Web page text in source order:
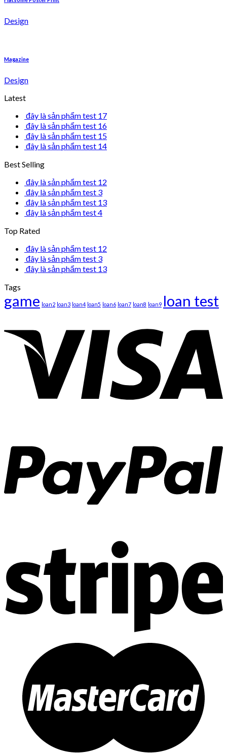
Design
Magazine
Design
Latest
đây là sản phẩm test 17
đây là sản phẩm test 16
đây là sản phẩm test 15
đây là sản phẩm test 14
Best Selling
đây là sản phẩm test 12
đây là sản phẩm test 3
đây là sản phẩm test 13
đây là sản phẩm test 4
Top Rated
đây là sản phẩm test 12
đây là sản phẩm test 3
đây là sản phẩm test 13
Tags
game loan2 loan3 loan4 loan5 loan6 loan7 loan8 loan9 loan test